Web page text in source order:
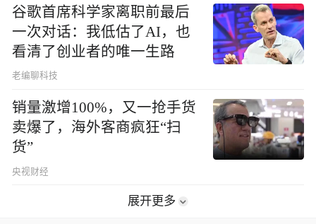
谷歌首席科学家离职前最后
一次对话：我低估了AI，也
看清了创业者的唯一生路
老编聊科技
销量激增100%，又一抢手货
卖爆了，海外客商疯狂“扫
货”
央视财经
展开更多